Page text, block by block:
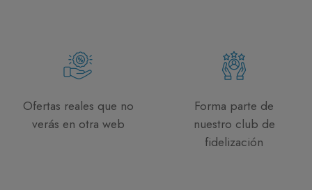
Ofertas reales que no
verás en otra web
Forma parte de
nuestro club de
fidelización